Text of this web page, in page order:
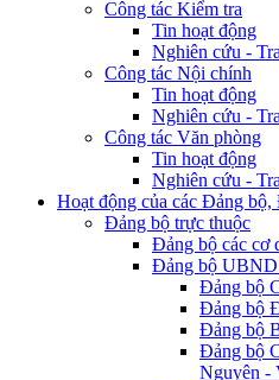
Công tác Kiểm tra
Tin hoạt động
Nghiên cứu -
Công tác Nội chính
Tin hoạt động
Nghiên cứu -
Công tác Văn phòng
Tin hoạt động
Nghiên cứu -
Hoạt động của các Đảng bộ,
Đảng bộ trực thuộc
Đảng bộ các cơ
Đảng bộ UBND
Đảng bộ
Đảng bộ
Đảng bộ
Đảng bộ
Nguyên -